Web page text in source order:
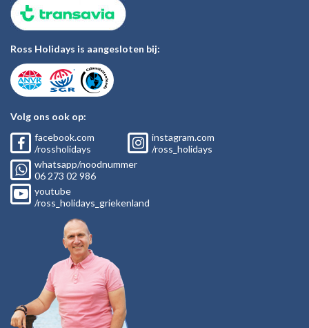
Ross Holidays is aangesloten bij:
Volg ons ook op:
facebook.com
/rossholidays
instagram.com
/ross_holidays
whatsapp/noodnummer
06 273 02 986
youtube
/ross_holidays_griekenland